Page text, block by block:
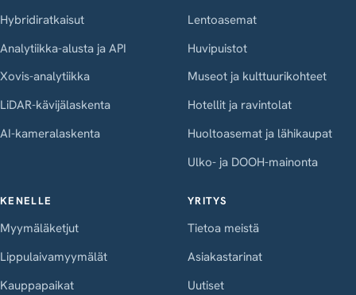
Hybridiratkaisut
Analytiikka-alusta ja API
Xovis-analytiikka
LiDAR-kävijälaskenta
AI-kameralaskenta
Lentoasemat
Huvipuistot
Museot ja kulttuurikohteet
Hotellit ja ravintolat
Huoltoasemat ja lähikaupat
Ulko- ja DOOH-mainonta
KENELLE
Myymäläketjut
Lippulaivamyymälät
Kauppapaikat
YRITYS
Tietoa meistä
Asiakastarinat
Uutiset